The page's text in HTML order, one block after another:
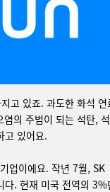
고 있죠. 과도한 화석 연
의 주범이 되는 석탄, 석
고 있어요.
업이에요. 작년 7월, SK
다. 현재 미국 전역의 3%